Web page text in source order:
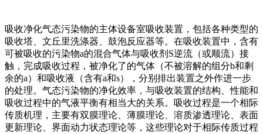
吸收净化气态污染物的主体设备室吸收装置，包括各种类型的
吸收塔、文丘里洗涤器、鼓泡反应器等。在吸收装置中，含有
可被吸收的污染物a的混合气体与吸收剂S逆流（或顺流）接
触，完成吸收过程，被净化了的气体（不被溶解的组分b和剩
余的a）和吸收液（含有a和s），分别排出装置之外作进一步
的处理。气态污染物的净化效率，与吸收装置的结构、性能和
吸收过程中的气液平衡有相当大的关系。吸收过程是一个相际
传质机理，主要有双膜理论、薄膜理论、溶质渗透理论、表面
更新理论、界面动力状态理论等，这些理论对于相际传质过程